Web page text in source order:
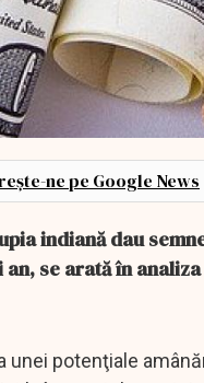
ne pe Google News
indiană dau
se arată în
potenţiale